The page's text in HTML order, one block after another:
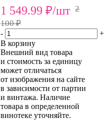
1 549.99 ₽/шт 2
100 ₽
-
+
В корзину
Внешний вид товара
и стоимость за единицу
может отличаться
от изображения на сайте
в зависимости от партии
и винтажа. Наличие
товара в определенной
винотеке уточняйте.